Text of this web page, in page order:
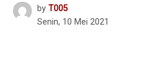
by T005
Senin, 10 Mei 2021